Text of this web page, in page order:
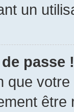
un
passe !
que